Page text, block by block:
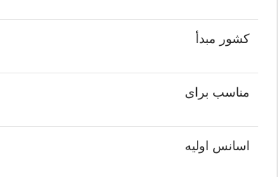
کشور مبدأ
مناسب برای
اسانس اولیه